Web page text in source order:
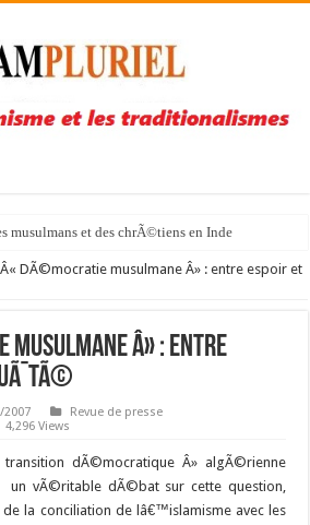
musulmans et des chrÃ©tiens en Inde
Â« DÃ©mocratie musulmane Â» : entre espoir et
musulmane Â» : entre
2007
Revue de presse
4,296 Views
dÃ©mocratique Â» algÃ©rienne
un vÃ©ritable dÃ©bat sur cette question,
la conciliation de lâ€™islamisme avec les